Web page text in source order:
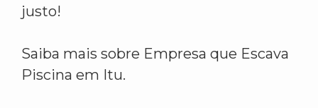
justo!
Saiba mais sobre Empresa que Escava
Piscina em Itu.